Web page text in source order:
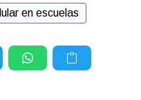
en escuelas